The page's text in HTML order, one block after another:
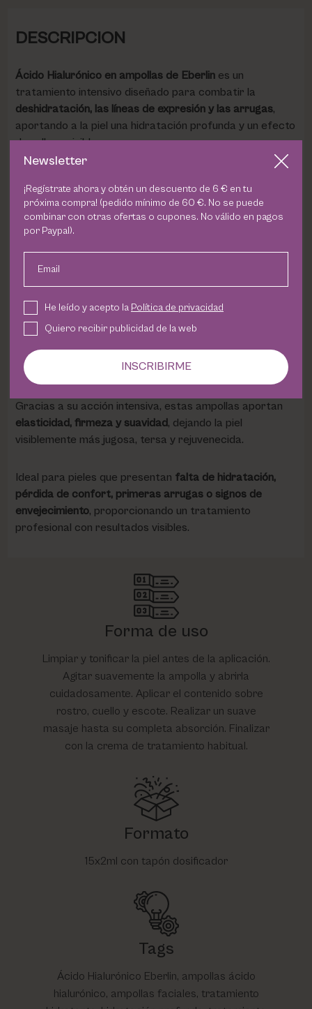
DESCRIPCION
Ácido Hialurónico en ampollas de Eberlines un
tratamiento intensivo diseñado para combatir la
deshidratación, las líneas de expresión y las arrugas,
aportando a la piel una hidratación profunda y un efecto
de relleno visible.
y alto peso molecular para actuar en diferentes niveles
de la piel. Losliposomas de ácido hialurónico de bajo
peso molecular
densidad cutánea y reducir la profundidad de las
Elácido hialurónico de alto peso molecular
película protectora sobre la superficie de la piel,
reforzando la función barrera y evitando la pérdida de
agua para mantener una hidratación duradera.
Gracias a su acción intensiva, estas ampollas aportan
elasticidad, firmeza y suavidad, dejando la piel
visiblemente más jugosa, tersa y rejuvenecida.
Ideal para pieles que presentan falta de hidratación,
pérdida de confort, primeras arrugas o signos de
envejecimiento, proporcionando un tratamiento
profesional con resultados visibles.
Forma de uso
Limpiar y tonificar la piel antes de la aplicación.
Agitar suavemente la ampolla y abrirla
cuidadosamente. Aplicar el contenido sobre
rostro, cuello y escote. Realizar un suave
masaje hasta su completa absorción. Finalizar
con la crema de tratamiento habitual.
Formato
15x2ml con tapón dosificador
Tags
Ácido Hialurónico Eberlin, ampollas ácido
hialurónico, ampollas faciales, tratamiento
Newsletter
¡Regístrate ahora y obtén un descuento de 6 € en tu
próxima compra! (pedido mínimo de 60 €. No se puede
combinar con otras ofertas o cupones. No válido en pagos
por Paypal).
Email
He leído y acepto la Política de privacidad
Quiero recibir publicidad de la web
INSCRIBIRME